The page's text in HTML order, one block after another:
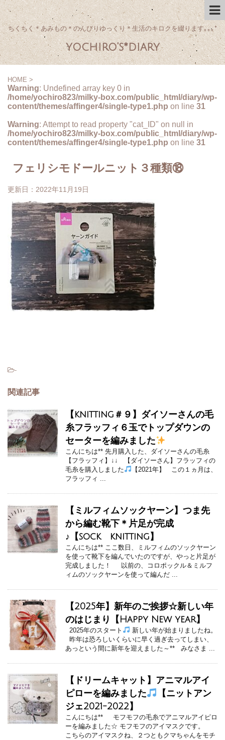
ちくちく＊あみもの＊のんびりゆっくり＊生活のキロクを綴ります｡｡｡*
yochiro's*diary
HOME >
Warning: Undefined array key 0 in
/home/yochiro823/milky-box.com/public_html/diary/wp-
content/themes/affinger4/single-type1.php on line 31
Warning: Attempt to read property "cat_ID" on null in
/home/yochiro823/milky-box.com/public_html/diary/wp-
content/themes/affinger4/single-type1.php on line 31
フェリシモドールニット３種類⑱
更新日： 2022年11月19日
-
関連記事
【knitting＃９】ダイソーさんの毛
糸フラッフィ６玉でトップダウンの
セーターを編みました
こんにちは** 先月購入した、ダイソーさんの毛糸
【フラッフィ】↓↓ 【ダイソーさん】フラッフィの
毛糸を購入しました
【2021年】 この１ヵ月は、
フラッフィ ...
【ミルフィムソックヤーン】つま先
から編む靴下＊片足が完成
♪【sock knitting】
こんにちは** ここ数日、ミルフィムのソックヤーン
を使って靴下を編んでいたのですが、やっと片足が
完成しました！ 以前の、コロポックル＆ミルフ
ィムのソックヤーンを使って編んだ ...
【2025年】新年のご挨拶☆新しい年
のはじまり【Happy New year】
2025年のスタート
新しい年が始まりましたね。
昨年は恐ろしいくらいに早く過ぎ去ってしまい、
あっという間に新年を迎えました～** みなさま ...
【ドリームキャット】アニマルアイ
ピローを編みました
【ニットアン
ジェ2021-2022】
こんにちは** モフモフの毛糸でアニマルアイピロ
ーを編みました☆ モフモフのアイマスクです。
こちらのアイマスクね、２つともクマちゃんをモチ